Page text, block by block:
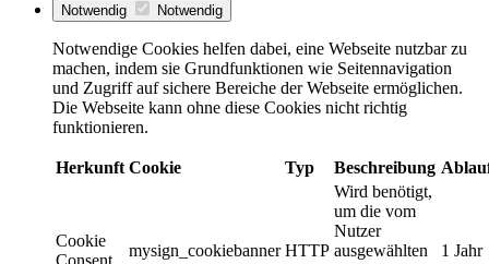
Notwendig Notwendig
Notwendige Cookies helfen dabei, eine Webseite nutzbar zu
machen, indem sie Grundfunktionen wie Seitennavigation
und Zugriff auf sichere Bereiche der Webseite ermöglichen.
Die Webseite kann ohne diese Cookies nicht richtig
funktionieren.
Herkunft Cookie Typ Beschreibung
Cookie
Consent
mysign_cookiebanner HTTP
Wird benötigt,
um die vom
Nutzer
ausgewählten
1 Jahr